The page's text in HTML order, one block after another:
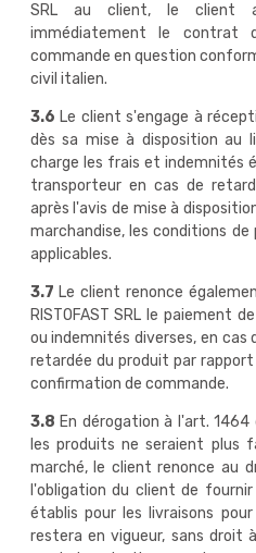
SRL au client, le client
immédiatement le
commande en question
civil italien.
3.6 Le client s'engage à
dès sa mise à disposition au
charge les frais et indemnités
transporteur en cas de
après l'avis de mise à
marchandise, les conditions
applicables.
3.7 Le client renonce
RISTOFAST SRL le paiement
ou indemnités diverses, en cas
retardée du produit par
confirmation de commande.
3.8 En dérogation à l'art. 1464
les produits ne seraient plus
marché, le client renonce au
l'obligation du client de
établis pour les livraisons
restera en vigueur, sans droit